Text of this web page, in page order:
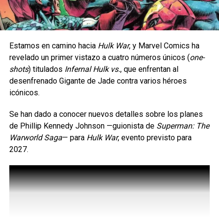
Estamos en camino hacia Hulk War, y Marvel Comics ha
revelado un primer vistazo a cuatro números únicos (one-
shots) titulados Infernal Hulk vs., que enfrentan al
desenfrenado Gigante de Jade contra varios héroes
icónicos.
Se han dado a conocer nuevos detalles sobre los planes
de Phillip Kennedy Johnson —guionista de Superman: The
Warworld Saga— ​​para Hulk War, evento previsto para
2027.